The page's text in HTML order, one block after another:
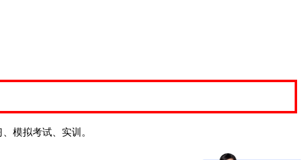
模拟考试、实训。